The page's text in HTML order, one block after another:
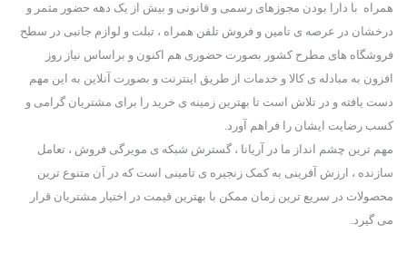
همراه با دارا بودن مجوزهای رسمی و قانونی و بیش از یک دهه حضور مثمر و
درخشان در عرصه ی تامین و فروش تلفن همراه ، تبلت و لوازم جانبی در سطح
فروشگاه های مطرح کشور بصورت حضوری هم اکنون و براساس نیاز روز
افزون به مبادله ی کالا و خدمات از طریق اینترنت و بصورت آنلاین به این مهم
دست یافته و در تلاش است تا بهترین زمینه ی خرید را برای مشتریان گرامی و
کسب رضایت ایشان را فراهم آورد.
مهم ترین چشم انداز ما در آریانا ، گسترش شبکه ی مویرگی فروش ، تعامل
سازنده ، ارزش آفرینی به کمک زنجیره ی تامینی است که در آن متنوع ترین
محصولات در سریع ترین زمان ممکن با بهترین قیمت در اختیار مشتریان قرار
می گیرد.